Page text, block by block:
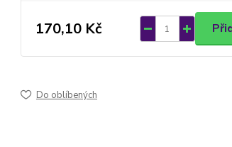
170,10 Kč
Do oblíbených